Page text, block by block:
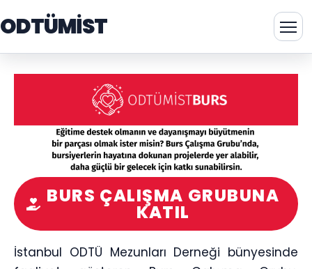
ODTÜMİST
BURS ÇALIŞMA GRUBUNA
KATIL
İstanbul ODTÜ Mezunları Derneği bünyesinde